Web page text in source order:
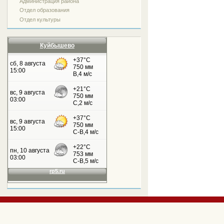
Отдел образования
Отдел культуры
Куйбышево